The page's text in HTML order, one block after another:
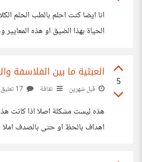
انا ايضا كنت احلم بالطب الحلم
الحياة بهذا الضيق او هذه
5
العبثية ما بين الفلاسفة
قبل شهرين ثقافة
هذه ليست مشكلة اصلا اذا كانت
اهداف بالحظ او حتى بالصدف